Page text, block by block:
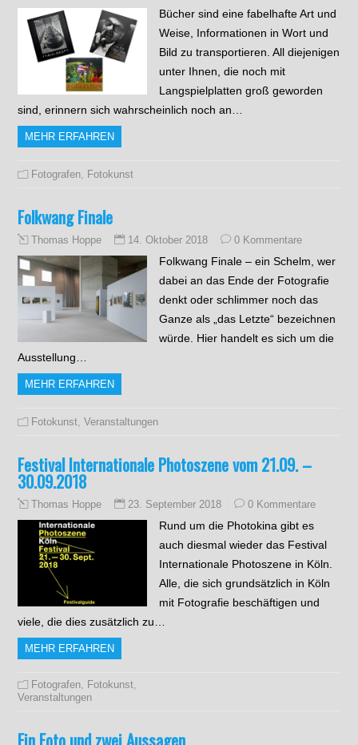
Bücher sind eine fabelhafte Art und
Weise, Informationen in Wort und
Bild zu transportieren. All diejenigen
unter Ihnen, die noch mit
Langspielplatten groß geworden
sind, erinnern sich wahrscheinlich noch an…
MEHR ERFAHREN
Fotografen, Fotokunst
Folkwang Finale
Thomas Hoppe 14. Oktober 2018 0 Kommentare
Folkwang Finale – ein Schelm, wer
dabei an das Ende der Fotografie
denkt oder schlimmer noch das
Ganze als „das Letzte“ bezeichnen
würde. Hier handelt es sich um die
Ausstellung…
MEHR ERFAHREN
Fotokunst,Veranstaltungen
Festival Internationale Photoszene vom 21.09. –
30.09.2018
Thomas Hoppe 23. September 2018 0 Kommentare
Rund um die Photokina gibt es
auch diesmal wieder das Festival
Internationale Photoszene in Köln.
Alle, die sich grundsätzlich in Köln
mit Fotografie beschäftigen und
viele, die dies zusätzlich zu…
MEHR ERFAHREN
Fotografen, Fotokunst,
Veranstaltungen